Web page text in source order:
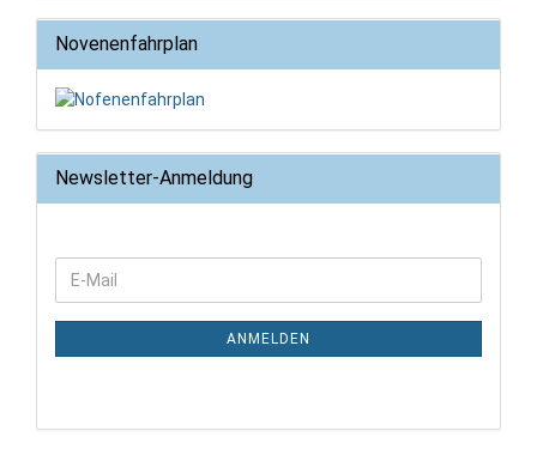
Novenenfahrplan
Newsletter-Anmeldung
WEITER
ZUR
NEWSLETTER-
E-
Mail
ANMELDEN